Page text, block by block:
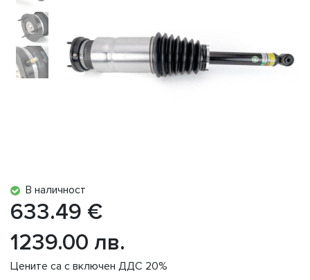
В наличност
633.49 €
1239.00 лв.
Цените са с включен ДДС 20%